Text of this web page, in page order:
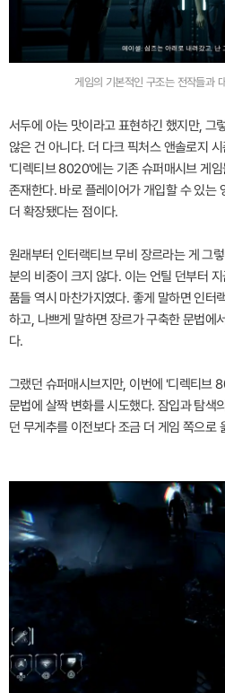
게임의 기본적인 구조는 전작들과
서두에 아는 맛이라고 표현하긴 했지만, 그
않은 건 아니다. 더 다크 픽처스 앤솔로지
'디렉티브 8020'에는 기존 슈퍼매시브 게
존재한다. 바로 플레이어가 개입할 수 있는
더 확장됐다는 점이다.
원래부터 인터랙티브 무비 장르라는 게 그
분의 비중이 크지 않다. 이는 언틸 던부터
품들 역시 마찬가지였다. 좋게 말하면 인터
하고, 나쁘게 말하면 장르가 구축한 문법에
다.
그랬던 슈퍼매시브지만, 이번에 '디렉티브
문법에 살짝 변화를 시도했다. 잠입과 탐색
던 무게추를 이전보다 조금 더 게임 쪽으로